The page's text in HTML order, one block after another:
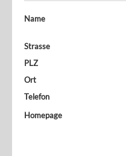
Name
Strasse
PLZ
Ort
Telefon
Homepage